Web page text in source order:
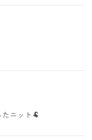
ニット🐏